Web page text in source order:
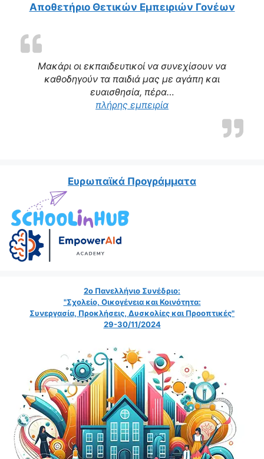
Μακάρι οι εκπαιδευτικοί να συνεχίσουν να
καθοδηγούν τα παιδιά μας με αγάπη και
ευαισθησία, πέρα…
πλήρης εμπειρία“Η δασκάλα μας
Αποθετήριο Θετικών Εμπειριών Γονέων
Ευρωπαϊκά Προγράμματα
2ο Πανελλήνιο Συνέδριο:
"Σχολείο, Οικογένεια και Κοινότητα:
Συνεργασία, Προκλήσεις, Δυσκολίες και Προοπτικές"
29-30/11/2024